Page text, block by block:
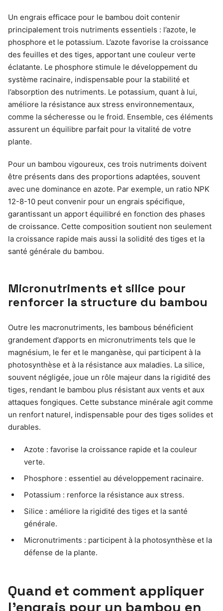
Un engrais efficace pour le bambou doit contenir
principalement trois nutriments essentiels : l’azote, le
phosphore et le potassium. L’azote favorise la croissance
des feuilles et des tiges, apportant une couleur verte
éclatante. Le phosphore stimule le développement du
système racinaire, indispensable pour la stabilité et
l’absorption des nutriments. Le potassium, quant à lui,
améliore la résistance aux stress environnementaux,
comme la sécheresse ou le froid. Ensemble, ces éléments
assurent un équilibre parfait pour la vitalité de votre
plante.
Pour un bambou vigoureux, ces trois nutriments doivent
être présents dans des proportions adaptées, souvent
avec une dominance en azote. Par exemple, un ratio NPK
12-8-10 peut convenir pour un engrais spécifique,
garantissant un apport équilibré en fonction des phases
de croissance. Cette composition soutient non seulement
la croissance rapide mais aussi la solidité des tiges et la
santé générale du bambou.
Micronutriments et silice pour
renforcer la structure du bambou
Outre les macronutriments, les bambous bénéficient
grandement d’apports en micronutriments tels que le
magnésium, le fer et le manganèse, qui participent à la
photosynthèse et à la résistance aux maladies. La silice,
souvent négligée, joue un rôle majeur dans la rigidité des
tiges, rendant le bambou plus résistant aux vents et aux
attaques fongiques. Cette substance minérale agit comme
un renfort naturel, indispensable pour des tiges solides et
durables.
Azote : favorise la croissance rapide et la couleur
verte.
Phosphore : essentiel au développement racinaire.
Potassium : renforce la résistance aux stress.
Silice : améliore la rigidité des tiges et la santé
générale.
Micronutriments : participent à la photosynthèse et la
défense de la plante.
Quand et comment appliquer
l’engrais pour un bambou en